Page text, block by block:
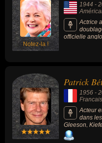
Notez-la !
1944 -
Actrice
officielle
pendant 30
Allwine (voix
Patrick
1956 -
Francais
Acteur
dans
Gleeson,
le rôle de
mais